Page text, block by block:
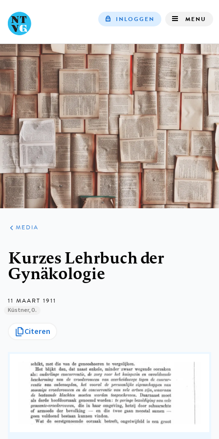
navigation
INLOGGEN MENU
ARTIKELEN
VARIA
MEDIA
Kurzes Lehrbuch der
Gynäkologie
11 MAART 1911
Küstner, O.
Citeren